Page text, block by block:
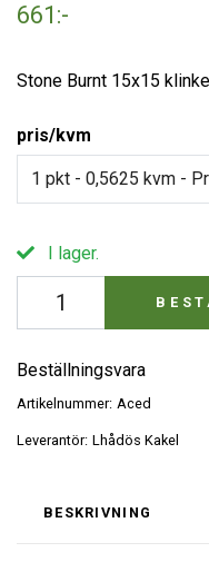
661:-
Stone Burnt 15x15
pris/kvm
1 pkt - 0,5625 kvm -
I lager.
Beställningsvara
Artikelnummer: Aced
Leverantör: Lhådös Kakel
BESKRIVNING